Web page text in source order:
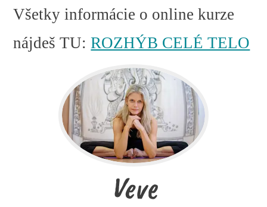
Všetky informácie o online kurze
nájdeš TU:ROZHÝB CELÉ TELO
Veve